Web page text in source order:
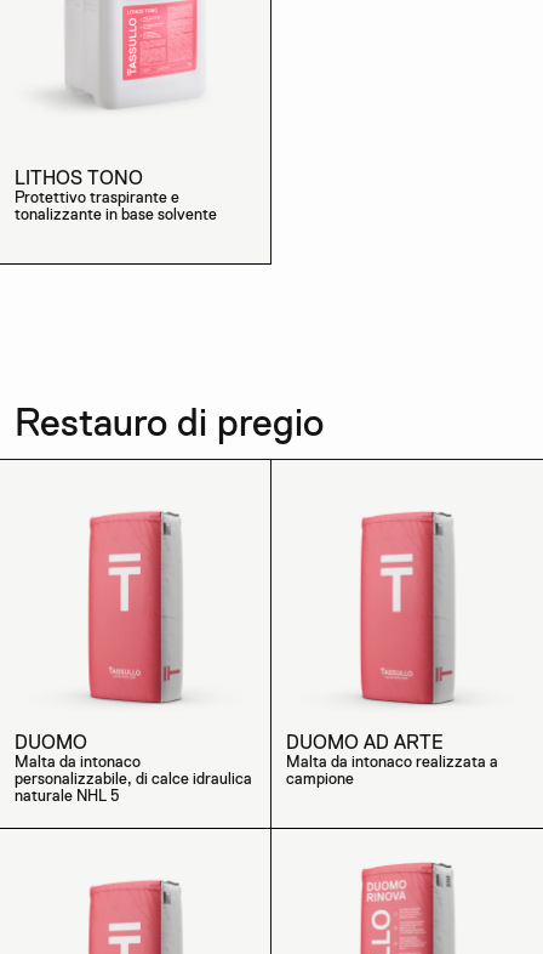
LITHOS TONO
Protettivo traspirante e
tonalizzante in base solvente
Restauro di pregio
DUOMO
Malta da intonaco
personalizzabile, di calce idraulica
naturale NHL 5
DUOMO AD ARTE
Malta da intonaco realizzata a
campione